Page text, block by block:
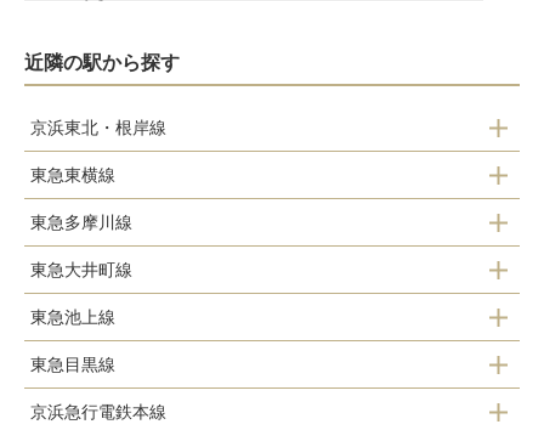
近隣の駅から探す
京浜東北・根岸線
大森駅
蒲田駅
東急東横線
田園調布駅
多摩川駅
東急多摩川線
多摩川駅
沼部駅
鵜の木駅
東急大井町線
北千束駅
大岡山駅
東急池上線
長原駅
洗足池駅
東急目黒線
大岡山駅
京浜急行電鉄本線